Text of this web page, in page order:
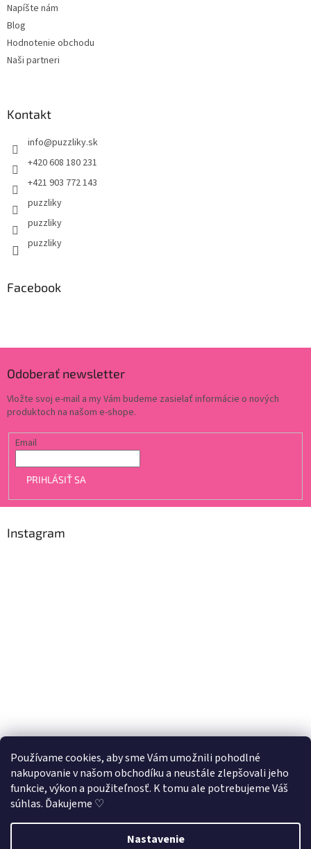
Používame cookies, aby sme Vám umožnili pohodlné
nakupovanie v našom obchodíku a neustále zlepšovali jeho
funkcie, výkon a použiteľnosť. K tomu ale potrebujeme Váš
súhlas. Ďakujeme ♡
Nastavenie
Napíšte nám
Blog
Hodnotenie obchodu
Naši partneri
Kontakt
info@puzzliky.sk
+420 608 180 231
+421 903 772 143
puzzliky
puzzliky
puzzliky
Facebook
Odoberať newsletter
Vložte svoj e-mail a my Vám budeme zasielať informácie o nových
produktoch na našom e-shope.
Email
PRIHLÁSIŤ SA
Instagram
Sledovať na Instagrame
Vytvoril Shoptet